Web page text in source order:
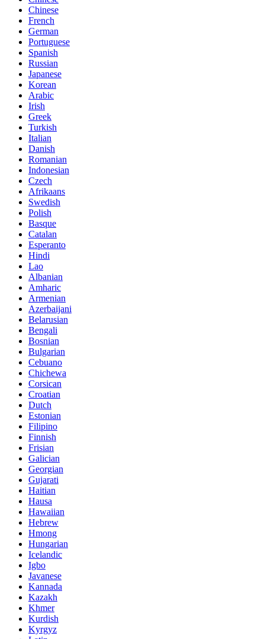
Chinese
French
German
Portuguese
Spanish
Russian
Japanese
Korean
Arabic
Irish
Greek
Turkish
Italian
Danish
Romanian
Indonesian
Czech
Afrikaans
Swedish
Polish
Basque
Catalan
Esperanto
Hindi
Lao
Albanian
Amharic
Armenian
Azerbaijani
Belarusian
Bengali
Bosnian
Bulgarian
Cebuano
Chichewa
Corsican
Croatian
Dutch
Estonian
Filipino
Finnish
Frisian
Galician
Georgian
Gujarati
Haitian
Hausa
Hawaiian
Hebrew
Hmong
Hungarian
Icelandic
Igbo
Javanese
Kannada
Kazakh
Khmer
Kurdish
Kyrgyz